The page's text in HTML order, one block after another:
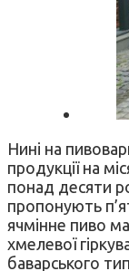
Нині на
продукції на
понад десяти
пропонують
ячмінне пиво
хмелевої
баварського